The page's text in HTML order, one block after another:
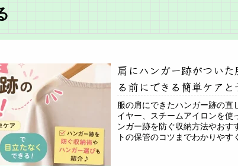
肩にハンガー跡がつい
る前にできる簡単ケア
服の肩にできたハンガー跡の直
イヤー、スチームアイロンを使
ンガー跡を防ぐ収納方法やおす
トの保管のコツまでわかりやす